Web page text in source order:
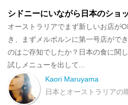
【Playlife】
http://play-life.jp/users/797
【Compathy】
https://
【アットコスメ】
http://s.cosme.net/my/
シドニーにいながら日本のショ
オーストラリアでまず新しいお店が
き、まずメルボルンに第一号店がで
のはご存知でしたか？日本の食に関
試しメニューを出して...
Kaori Maruyama
日本とオーストラリアの